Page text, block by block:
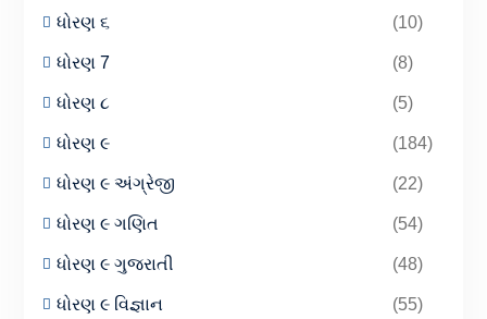
ધોરણ ૬ (10)
ધોરણ 7 (8)
ધોરણ ૮ (5)
ધોરણ ૯ (184)
ધોરણ ૯ અંગ્રેજી (22)
ધોરણ ૯ ગણિત (54)
ધોરણ ૯ ગુજરાતી (48)
ધોરણ ૯ વિજ્ઞાન (55)